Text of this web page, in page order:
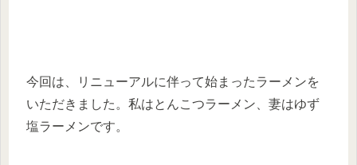
今回は、リニューアルに伴って始まったラーメンを
いただきました。私はとんこつラーメン、妻はゆず
塩ラーメンです。